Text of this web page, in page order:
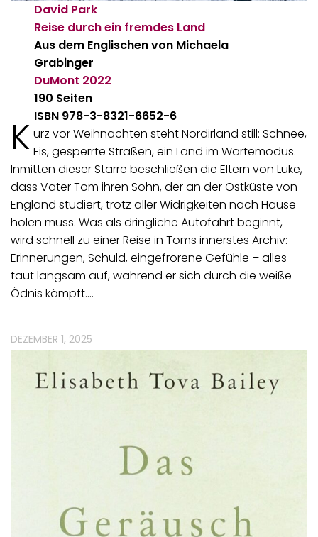
David Park
Reise durch ein fremdes Land
Aus dem Englischen von Michaela
Grabinger
DuMont 2022
190 Seiten
ISBN 978-3-8321-6652-6
K urz vor Weihnachten steht Nordirland still: Schnee,
Eis, gesperrte Straßen, ein Land im Wartemodus.
Inmitten dieser Starre beschließen die Eltern von Luke,
dass Vater Tom ihren Sohn, der an der Ostküste von
England studiert, trotz aller Widrigkeiten nach Hause
holen muss. Was als dringliche Autofahrt beginnt,
wird schnell zu einer Reise in Toms innerstes Archiv:
Erinnerungen, Schuld, eingefrorene Gefühle – alles
taut langsam auf, während er sich durch die weiße
Ödnis kämpft.…
DEZEMBER 1, 2025